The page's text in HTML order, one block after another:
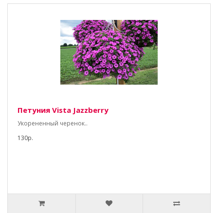
Петуния Vista Jazzberry
Укорененный черенок..
130р.